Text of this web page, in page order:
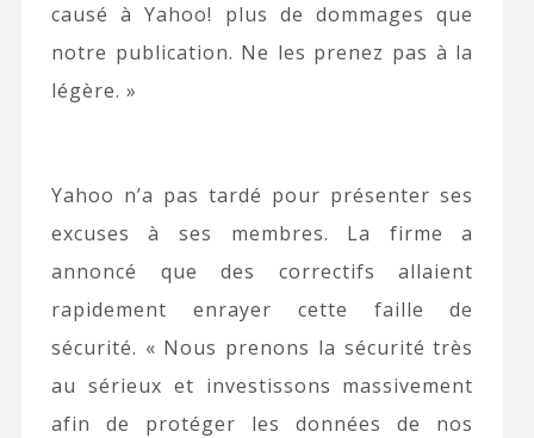
causé à Yahoo! plus de dommages que
notre publication. Ne les prenez pas à la
légère. »
Yahoo n’a pas tardé pour présenter ses
excuses à ses membres. La firme a
annoncé que des correctifs allaient
rapidement enrayer cette faille de
sécurité. « Nous prenons la sécurité très
au sérieux et investissons massivement
afin de protéger les données de nos